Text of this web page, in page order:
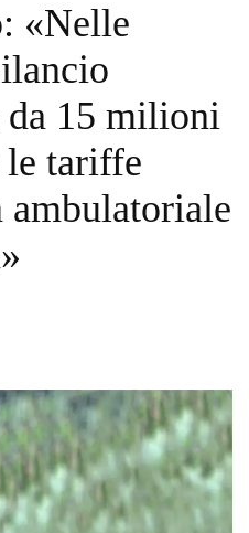
«Nelle
da 15 milioni
le tariffe
ambulatoriale